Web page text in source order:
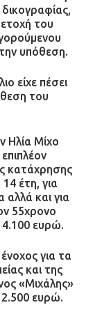
δύο
όλους
του
υπόθεση.
είχε πέσει
του
Ηλία Μίχο
κατάχρησης
έτη, για
αλλά και για
55χρονο
4.100 ευρώ.
για τα
και της
«Μιχάλης»
2.500 ευρώ.